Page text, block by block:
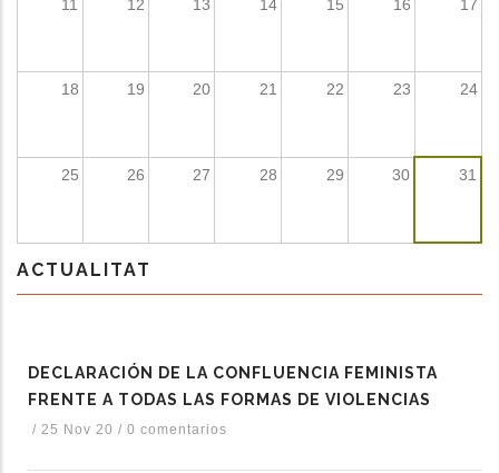
11 12 13 14 15 16 17
18 19 20 21 22 23 24
25 26 27 28 29 30 31
ACTUALITAT
DECLARACIÓN DE LA CONFLUENCIA FEMINISTA
FRENTE A TODAS LAS FORMAS DE VIOLENCIAS
/ 25 Nov 20 / 0 comentarios